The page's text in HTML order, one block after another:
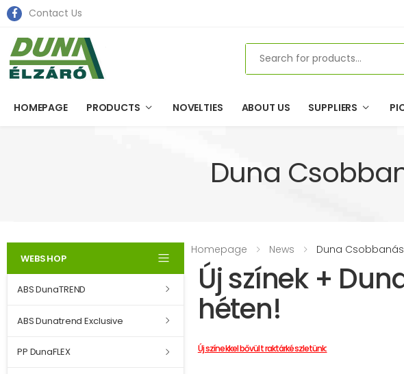
Contact Us
Search
HOMEPAGE PRODUCTS NOVELTIES ABOUT US SUPPLIERS
Duna
WEBSHOP
ABS DunaTREND
ABS Dunatrend Exclusive
PP DunaFLEX
Homepage News Duna
Új színek +
héten!
Új színekkel bővült raktárkészletünk: